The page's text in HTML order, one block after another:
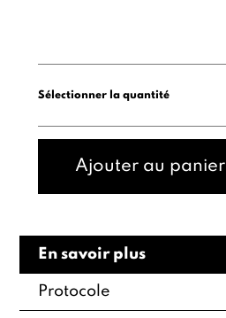
Sélectionner la quantité
Ajouter au panier
En savoir plus
Protocole